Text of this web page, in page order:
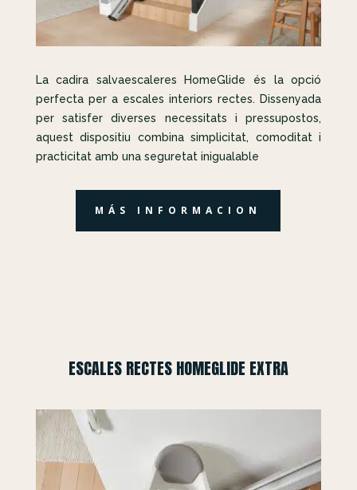
La cadira salvaescaleres HomeGlide és la opció
perfecta per a escales interiors rectes. Dissenyada
per satisfer diverses necessitats i pressupostos,
aquest dispositiu combina simplicitat, comoditat i
practicitat amb una seguretat inigualable
MÁS INFORMACION
ESCALES RECTES HOMEGLIDE EXTRA